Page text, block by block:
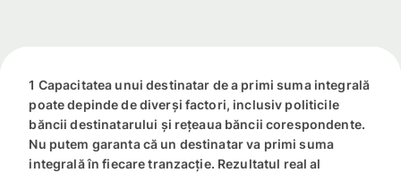
1 Capacitatea unui destinatar de a primi suma integrală
poate depinde de diverși factori, inclusiv politicile
băncii destinatarului și rețeaua băncii corespondente.
Nu putem garanta că un destinatar va primi suma
integrală în fiecare tranzacție. Rezultatul real al